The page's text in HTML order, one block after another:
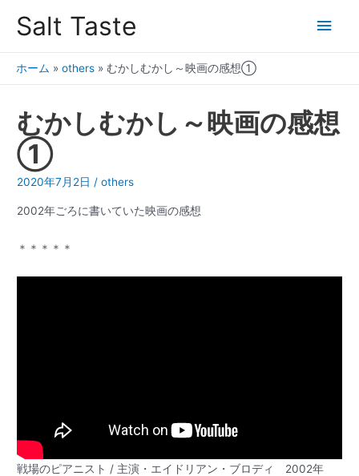
Salt Taste
ホーム » others » むかしむかし～映画の感想①
むかしむかし～映画の感想
①
2020年7月2日 /others
2002年ごろに書いていた映画の感想
＊＊＊＊＊
戦場のピアニスト / 主演・エイドリアン・ブロディ 2002年